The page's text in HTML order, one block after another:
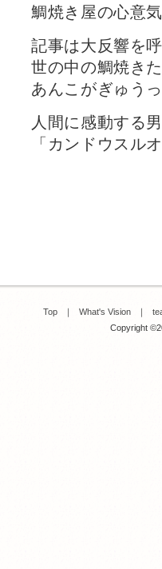
鯛焼き屋の心意
記事は大反響を
世の中の鯛焼き
あんこがぎゅう
人間に感動する
「カンドウスル
Top ｜ What's Vision ｜
Copyright